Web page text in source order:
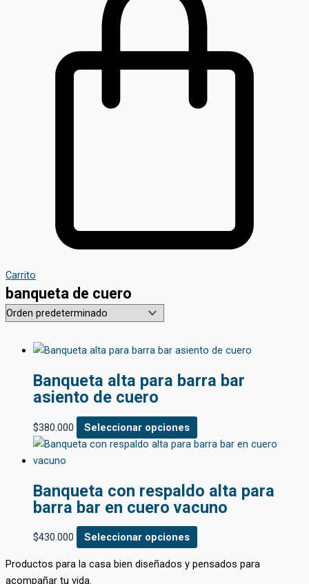
Carrito
banqueta de cuero
Banqueta alta para barra bar
asiento de cuero
$380.000 Seleccionar opciones
Banqueta con respaldo alta para
barra bar en cuero vacuno
$430.000 Seleccionar opciones
Productos para la casa bien diseñados y pensados para
acompañar tu vida.